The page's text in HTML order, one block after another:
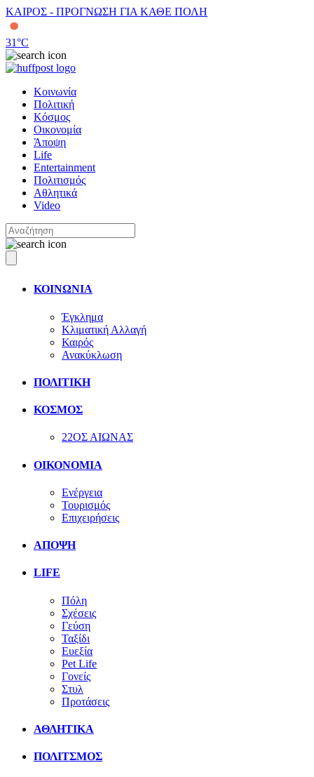
ΚΑΙΡΟΣ - ΠΡΟΓΝΩΣΗ ΓΙΑ ΚΑΘΕ ΠΟΛΗ
31°C
Κοινωνία
Πολιτική
Κόσμος
Οικονομία
Άποψη
Life
Entertainment
Πολιτισμός
Αθλητικά
Video
ΚΟΙΝΩΝΙΑ
Έγκλημα
Κλιματική Αλλαγή
Καιρός
Ανακύκλωση
ΠΟΛΙΤΙΚΗ
ΚΟΣΜΟΣ
22ΟΣ ΑΙΩΝΑΣ
ΟΙΚΟΝΟΜΙΑ
Ενέργεια
Τουρισμός
Επιχειρήσεις
ΑΠΟΨΗ
LIFE
Πόλη
Σχέσεις
Γεύση
Ταξίδι
Ευεξία
Pet Life
Γονείς
Στυλ
Προτάσεις
ΑΘΛΗΤΙΚΑ
ΠΟΛΙΤΣΜΟΣ